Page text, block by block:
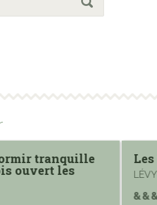
tranquille
ouvert les